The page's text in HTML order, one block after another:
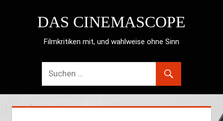
DAS CINEMASCOPE
Filmkritiken mit, und wahlweise ohne Sinn